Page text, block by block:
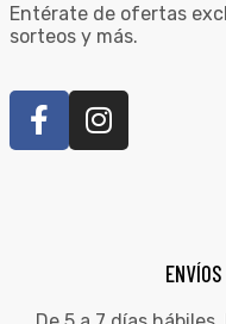
Entérate de ofertas
sorteos y más.